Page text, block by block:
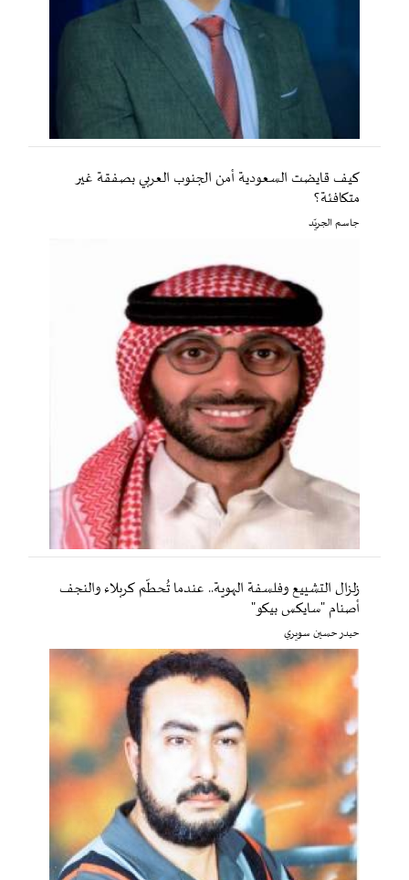
كيف قايضت السعودية أمن الجنوب العربي بصفقة غير
متكافئة؟
جاسم الجريّد
زلزال التشييع وفلسفة الهوية.. عندما تُحطّم كربلاء والنجف
أصنام "سايكس بيكو"
حيدر حسين سويري